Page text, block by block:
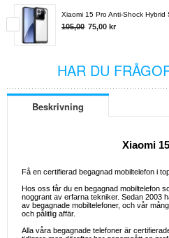
Xiaomi 15 Pro Anti-Shock Hybrid
105,00 75,00 kr
HAR DU
Beskrivning
Xiaomi
Få en certifierad begagnad mobiltelefon i
Hos oss får du en begagnad mobiltelefon
noggrant av erfarna tekniker. Sedan 2003
av begagnade mobiltelefoner, och vår
och pålitlig affär.
Alla våra begagnade telefoner är